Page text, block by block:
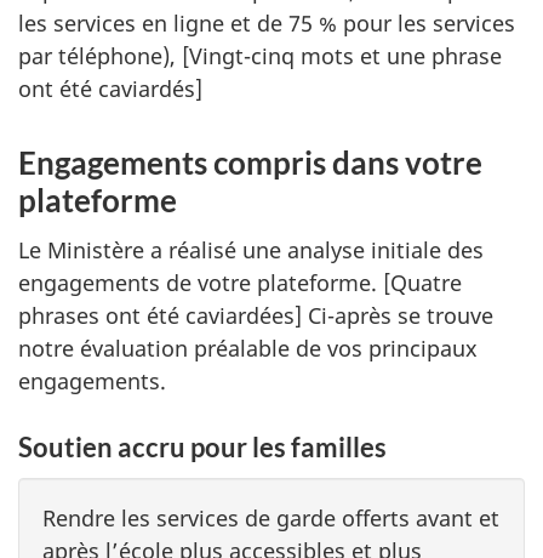
les services en ligne et de 75 % pour les services
par téléphone), [Vingt-cinq mots et une phrase
ont été caviardés]
Engagements compris dans votre
plateforme
Le Ministère a réalisé une analyse initiale des
engagements de votre plateforme. [Quatre
phrases ont été caviardées] Ci-après se trouve
notre évaluation préalable de vos principaux
engagements.
Soutien accru pour les familles
Rendre les services de garde offerts avant et
après l’école plus accessibles et plus